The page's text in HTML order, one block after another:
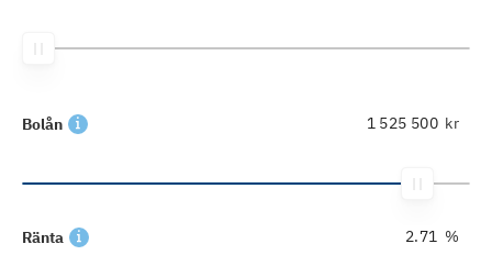
Bolån kr
Ränta %